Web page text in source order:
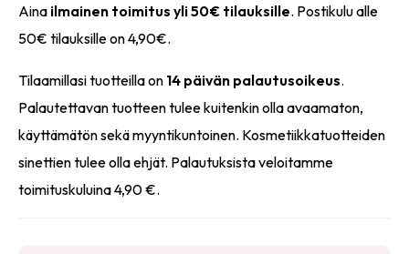
Aina ilmainen toimitus yli 50€ tilauksille. Postikulu alle
50€ tilauksille on 4,90€.
Tilaamillasi tuotteilla on 14 päivän palautusoikeus.
Palautettavan tuotteen tulee kuitenkin olla avaamaton,
käyttämätön sekä myyntikuntoinen. Kosmetiikkatuotteiden
sinettien tulee olla ehjät. Palautuksista veloitamme
toimituskuluina 4,90 €.